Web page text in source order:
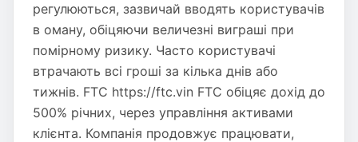
регулюються, зазвичай вводять користувачів
в оману, обіцяючи величезні виграші при
помірному ризику. Часто користувачі
втрачають всі гроші за кілька днів або
тижнів. FTC https://ftc.vin FTC обіцяє дохід до
500% річних, через управління активами
клієнта. Компанія продовжує працювати,